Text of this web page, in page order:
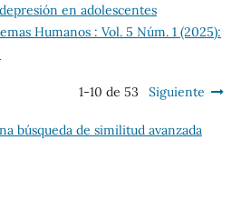
en adolescentes
Humanos : Vol. 5 Núm. 1 (2025):
1-10 de 53 Siguiente
búsqueda de similitud avanzada